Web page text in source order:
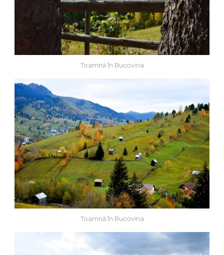
Toamnă în Bucovina
Toamnă în Bucovina